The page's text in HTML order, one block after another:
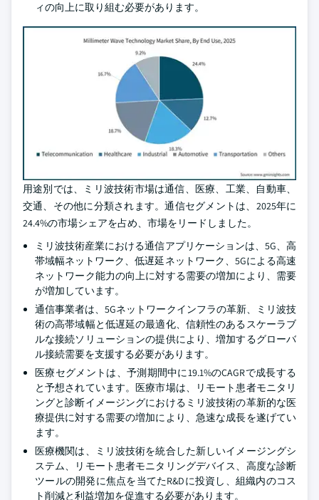
ィの向上に取り組む必要があります。
用途別では、ミリ波技術市場は通信、医療、工業、自動車、
交通、その他に分類されます。通信セグメントは、2025年に
24.4%の市場シェアを占め、市場をリードしました。
ミリ波技術産業における通信アプリケーションは、5G、高
帯域幅ネットワーク、低遅延ネットワーク、5Gによる高速
ネットワーク能力の向上に対する需要の増加により、需要
が増加しています。
通信事業者は、5Gネットワークインフラの革新、ミリ波技
術の高帯域幅と低遅延の最適化、信頼性のあるスケーラブ
ルな接続ソリューションの提供により、増加するグローバ
ル接続需要を支援する必要があります。
医療セグメントは、予測期間中に19.1%のCAGRで成長する
と予想されています。医療市場は、リモート患者モニタリ
ングと診断イメージングにおけるミリ波技術の革新的な医
療提供に対する需要の増加により、急速な成長を遂げてい
ます。
医療機関は、ミリ波技術を統合した新しいイメージングシ
ステム、リモート患者モニタリングデバイス、高度な診断
ツールの開発に焦点を当てたR&Dに投資し、組織内のコス
ト削減と利益増加を促進する必要があります。